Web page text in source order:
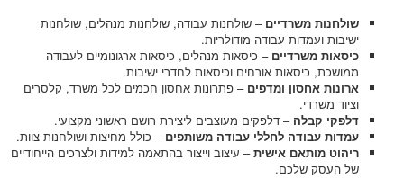
שולחנות משרדיים – שולחנות עבודה, שולחנות מנהלים, שולחנות
ישיבות ועמדות עבודה מודולריות.
כיסאות משרדיים – כיסאות מנהלים, כיסאות ארגונומיים לעבודה
ממושכת, כיסאות אורחים וכיסאות לחדרי ישיבות.
ארונות אחסון ומדפים – פתרונות אחסון חכמים לכל משרד, קלסרים
וציוד משרדי.
דלפקי קבלה – דלפקים מעוצבים ליצירת רושם ראשוני מקצועי.
עמדות עבודה לחללי עבודה משותפים – כולל מחיצות ושולחנות צוות.
ריהוט מותאם אישית– עיצוב וייצור בהתאמה למידות ולצרכים הייחודיים
של העסק שלכם.